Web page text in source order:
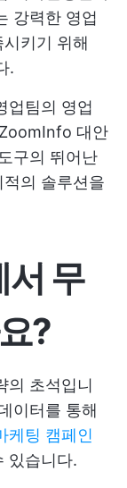
강력한 영업
키기 위해
.
업팀의 영업
대안
구의 뛰어난
의 솔루션을
무
?
의 초석입니
이터를 통해
케팅 캠페인
있습니다.